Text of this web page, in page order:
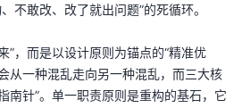
不敢改、改了就出问题”的死循环。
”，而是以设计原则为锚点的“精准优
从一种混乱走向另一种混乱，而三大核
南针”。单一职责原则是重构的基石，它